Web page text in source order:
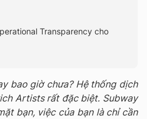
Transparency cho
bao giờ chưa? Hệ thống dịch
Artists rất đặc biệt. Subway
bạn, việc của bạn là chỉ cần